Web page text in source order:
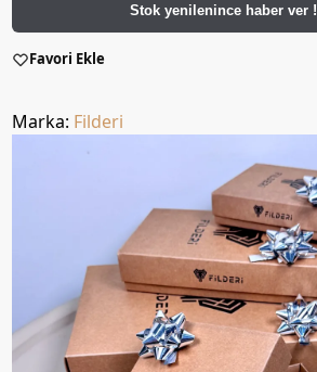
Stok yenilenince haber ver !
Favori Ekle
Marka: Filderi